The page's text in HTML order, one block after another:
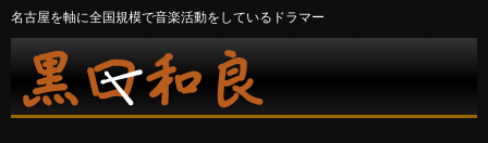
名古屋を軸に全国規模で音楽活動をしているドラマー